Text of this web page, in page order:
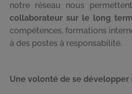
notre réseau nous
collaborateur sur le long
compétences, formations
à des postes à responsabilité.
Une volonté de se